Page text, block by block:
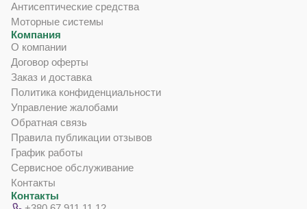
Антисептические средства
Моторные системы
Компания
О компании
Договор оферты
Заказ и доставка
Политика конфиденциальности
Управление жалобами
Обратная связь
Правила публикации отзывов
График работы
Сервисное обслуживание
Контакты
Контакты